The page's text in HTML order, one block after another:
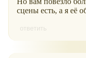
сцены есть, а я её
ответить